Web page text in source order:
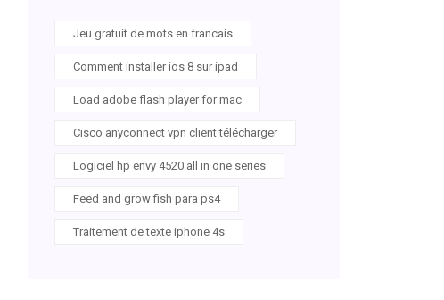
Jeu gratuit de mots en francais
Comment installer ios 8 sur ipad
Load adobe flash player for mac
Cisco anyconnect vpn client télécharger
Logiciel hp envy 4520 all in one series
Feed and grow fish para ps4
Traitement de texte iphone 4s